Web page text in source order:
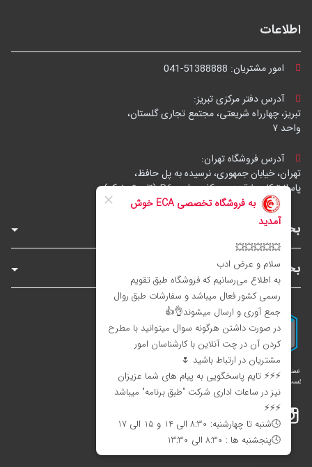
اطلاعات
امور مشتریان: 041-51388888
آدرس دفتر مرکزی تبریز:
تبریز، چهارراه شریعتی، مجتمع تجاری گلستان،
واحد ۷
آدرس فروشگاه تهران:
تهران، خیابان جمهوری، نرسیده به پل حافظ،
پاساژ توکل، طبقه زیرهمکف، واحد B6 (تاپ ترونیک)
بخش‌های فروشگاه
بخش‌های سایت
اینستاگرام